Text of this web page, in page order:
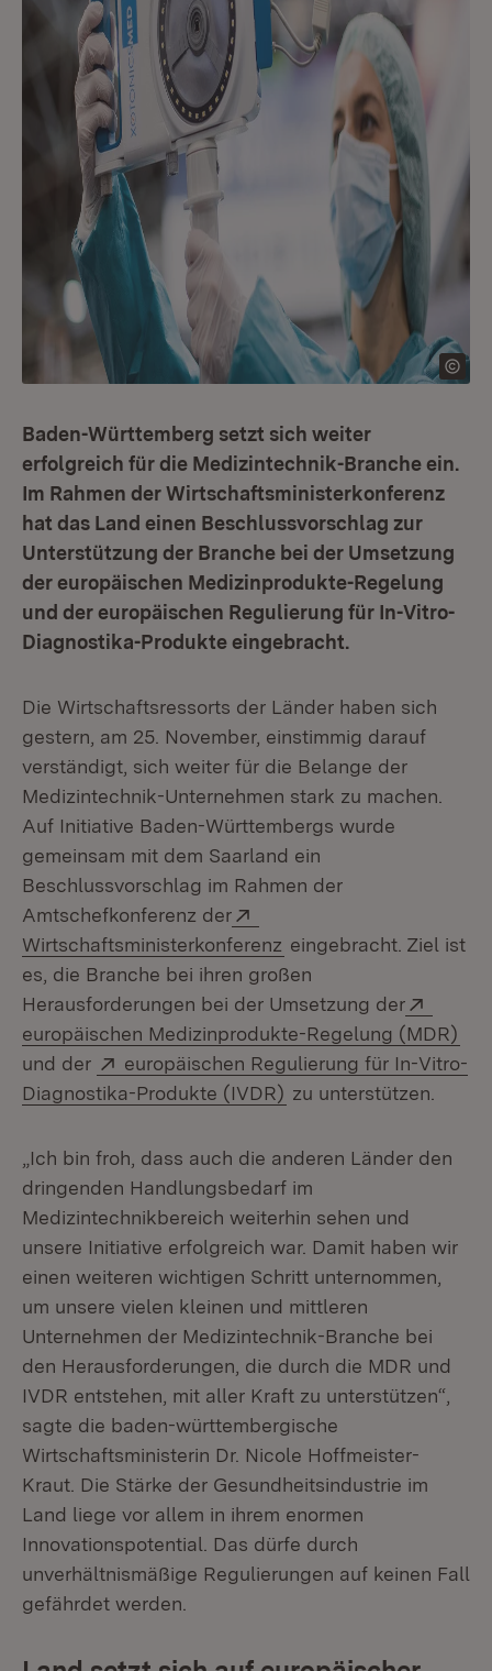
Baden-Württemberg setzt sich weiter
erfolgreich für die Medizintechnik-Branche ein.
Im Rahmen der Wirtschaftsministerkonferenz
hat das Land einen Beschlussvorschlag zur
Unterstützung der Branche bei der Umsetzung
der europäischen Medizinprodukte-Regelung
und der europäischen Regulierung für In-Vitro-
Diagnostika-Produkte eingebracht.
Die Wirtschaftsressorts der Länder haben sich
gestern, am 25. November, einstimmig darauf
verständigt, sich weiter für die Belange der
Medizintechnik-Unternehmen stark zu machen.
Auf Initiative Baden-Württembergs wurde
gemeinsam mit dem Saarland ein
Beschlussvorschlag im Rahmen der
Amtschefkonferenz der
Wirtschaftsministerkonferenz (Öffnet in neuem
eingebracht. Ziel ist
es, die Branche bei ihren großen
Herausforderungen bei der Umsetzung der
europäischen Medizinprodukte-Regelung (MDR)
und der
Extern:
europäischen Regulierung für In-Vitro-
Diagnostika-Produkte (IVDR) (Öffnet in neuem
zu unterstützen.
„Ich bin froh, dass auch die anderen Länder den
dringenden Handlungsbedarf im
Medizintechnikbereich weiterhin sehen und
unsere Initiative erfolgreich war. Damit haben wir
einen weiteren wichtigen Schritt unternommen,
um unsere vielen kleinen und mittleren
Unternehmen der Medizintechnik-Branche bei
den Herausforderungen, die durch die MDR und
IVDR entstehen, mit aller Kraft zu unterstützen“,
sagte die baden-württembergische
Wirtschaftsministerin Dr. Nicole Hoffmeister-
Kraut. Die Stärke der Gesundheitsindustrie im
Land liege vor allem in ihrem enormen
Innovationspotential. Das dürfe durch
unverhältnismäßige Regulierungen auf keinen Fall
gefährdet werden.